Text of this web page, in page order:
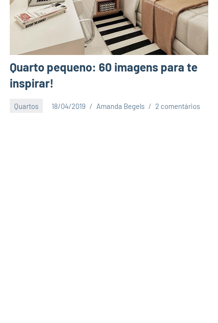
Quarto pequeno: 60 imagens para te
inspirar!
Quartos 18/04/2019 Amanda Begels 2 comentários